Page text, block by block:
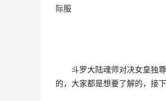
际服
斗罗大陆魂师对决女皇独尊
的，大家都是想要了解的，接